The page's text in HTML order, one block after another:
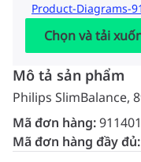
Product-Diagrams-
Chọn và tải
Mô tả sản phẩm
Philips SlimBalance,
Mã đơn hàng:
Mã đơn hàng đầy đủ: